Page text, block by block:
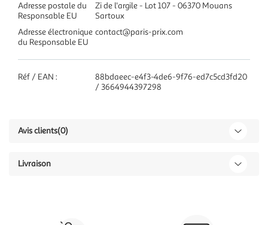
Adresse postale du
Responsable EU
Zi de l'argile - Lot 107 - 06370 Mouans
Sartoux
Adresse électronique
du Responsable EU
contact@paris-prix.com
Réf / EAN :
88bdaeec-e4f3-4de6-9f76-ed7c5cd3fd20
/ 3664944397298
Avis clients(0)
Livraison